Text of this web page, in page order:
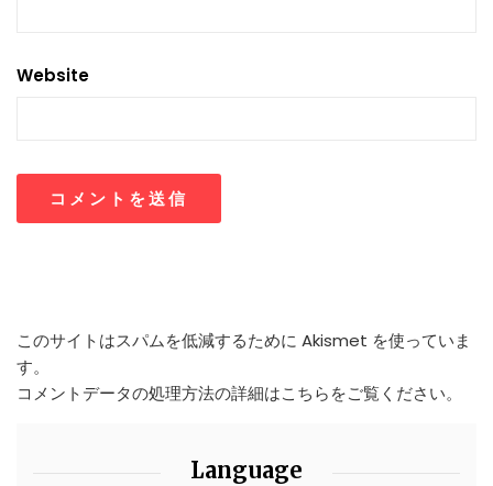
Website
このサイトはスパムを低減するために Akismet を使っていま
す。
コメントデータの処理方法の詳細はこちらをご覧ください。
Language